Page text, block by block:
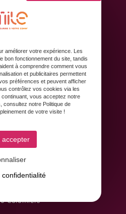
réseaux sociaux
& Design
Colomiers
améliorer votre expérience. Les
bon fonctionnement du site, tandis
à comprendre comment vous
et publicitaires permettent
préférences et peuvent afficher
contrôlez vos cookies via les
vous acceptez notre
consultez notre Politique de
de votre visite !
accepter
confidentialité